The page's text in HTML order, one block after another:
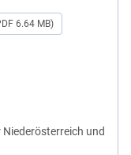
6.64 MB)
und